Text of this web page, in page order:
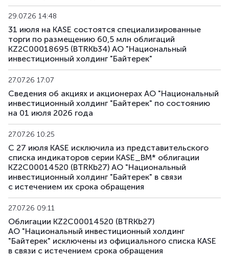
BTRKb34 KZ2C00018695 основная
BTRKe1
XS3067899610
US05709VAA26
основная
BTRKe2 XS3189694345 основная
BTRKe4
BTRKe5 XS3329277019 основная
BTRKe6
KZAGb4 KZ2C00003812 основная
KZAGb5 KZ2C00003820
KZAGb6
KZAGb7 KZ2C00004547 основная
29.07.26 14:48
31 июля на KASE состоятся специализированные
торги по размещению 60,5 млн облигаций
KZ2C00018695 (BTRKb34) АО "Национальный
инвестиционный холдинг "Байтерек"
27.07.26 17:07
Сведения об акциях и акционерах АО "Национальный
инвестиционный холдинг "Байтерек" по состоянию
на 01 июля 2026 года
27.07.26 10:25
С 27 июля KASE исключила из представительского
списка индикаторов серии KASE_BM* облигации
KZ2C00014520 (BTRKb27) АО "Национальный
инвестиционный холдинг "Байтерек" в связи
с истечением их срока обращения
27.07.26 09:11
Облигации KZ2C00014520 (BTRKb27)
АО "Национальный инвестиционный холдинг
"Байтерек" исключены из официального списка KASE
в связи с истечением срока обращения